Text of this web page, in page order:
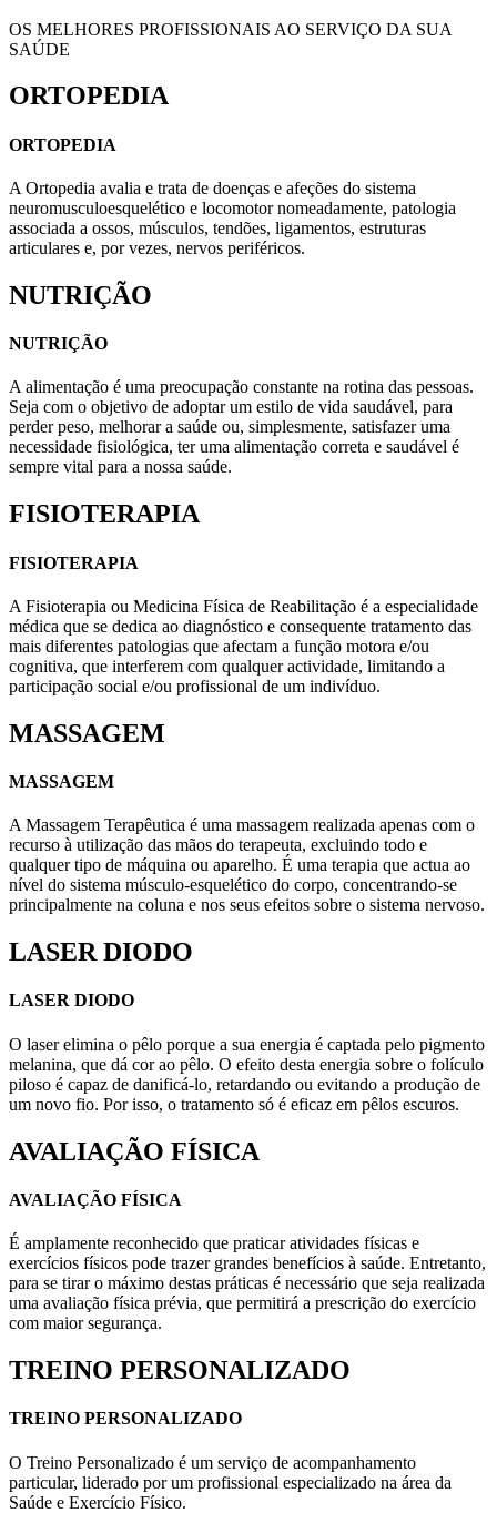
OS MELHORES PROFISSIONAIS AO SERVIÇO DA SUA
SAÚDE
ORTOPEDIA
ORTOPEDIA
A Ortopedia avalia e trata de doenças e afeções do sistema
neuromusculoesquelético e locomotor nomeadamente, patologia
associada a ossos, músculos, tendões, ligamentos, estruturas
articulares e, por vezes, nervos periféricos.
NUTRIÇÃO
NUTRIÇÃO
A alimentação é uma preocupação constante na rotina das pessoas.
Seja com o objetivo de adoptar um estilo de vida saudável, para
perder peso, melhorar a saúde ou, simplesmente, satisfazer uma
necessidade fisiológica, ter uma alimentação correta e saudável é
sempre vital para a nossa saúde.
FISIOTERAPIA
FISIOTERAPIA
A Fisioterapia ou Medicina Física de Reabilitação é a especialidade
médica que se dedica ao diagnóstico e consequente tratamento das
mais diferentes patologias que afectam a função motora e/ou
cognitiva, que interferem com qualquer actividade, limitando a
participação social e/ou profissional de um indivíduo.
MASSAGEM
MASSAGEM
A Massagem Terapêutica é uma massagem realizada apenas com o
recurso à utilização das mãos do terapeuta, excluindo todo e
qualquer tipo de máquina ou aparelho. É uma terapia que actua ao
nível do sistema músculo-esquelético do corpo, concentrando-se
principalmente na coluna e nos seus efeitos sobre o sistema nervoso.
LASER DIODO
LASER DIODO
O laser elimina o pêlo porque a sua energia é captada pelo pigmento
melanina, que dá cor ao pêlo. O efeito desta energia sobre o folículo
piloso é capaz de danificá-lo, retardando ou evitando a produção de
um novo fio. Por isso, o tratamento só é eficaz em pêlos escuros.
AVALIAÇÃO FÍSICA
AVALIAÇÃO FÍSICA
É amplamente reconhecido que praticar atividades físicas e
exercícios físicos pode trazer grandes benefícios à saúde. Entretanto,
para se tirar o máximo destas práticas é necessário que seja realizada
uma avaliação física prévia, que permitirá a prescrição do exercício
com maior segurança.
TREINO PERSONALIZADO
TREINO PERSONALIZADO
O Treino Personalizado é um serviço de acompanhamento
particular, liderado por um profissional especializado na área da
Saúde e Exercício Físico.